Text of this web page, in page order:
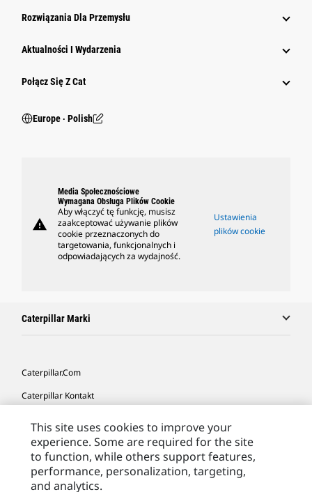
Rozwiązania Dla Przemysłu
Aktualności I Wydarzenia
Połącz Się Z Cat
Europe ‧ Polish
warning
Media Społecznościowe
Wymagana Obsługa Plików Cookie
Aby włączyć tę funkcję, musisz
zaakceptować używanie plików
cookie przeznaczonych do
targetowania, funkcjonalnych i
odpowiadających za wydajność.
Ustawienia
plików cookie
Caterpillar Marki
Caterpillar.com
Caterpillar Kontakt
Moje Preferencje Marketingowe
Site Map
Cookie Settings
This site uses cookies to improve your
experience. Some are required for the site
to function, while others support features,
performance, personalization, targeting,
and analytics.